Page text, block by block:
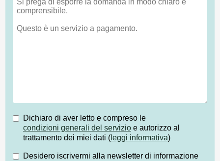
Dichiaro di aver letto e compreso le
condizioni generali del servizio e autorizzo al
trattamento dei miei dati ( leggi informativa)
Desidero iscrivermi alla newsletter di informazione